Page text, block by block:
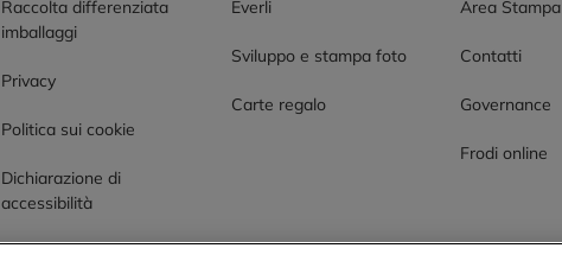
Raccolta differenziata
imballaggi
Privacy
Politica sui cookie
Dichiarazione di
accessibilità
Everli
Sviluppo e stampa foto
Carte regalo
Area Stampa
Contatti
Governance
Frodi online